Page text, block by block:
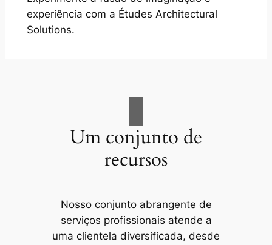
experiência com a Études Architectural
Solutions.
Um conjunto de
recursos
Nosso conjunto abrangente de
serviços profissionais atende a
uma clientela diversificada, desde